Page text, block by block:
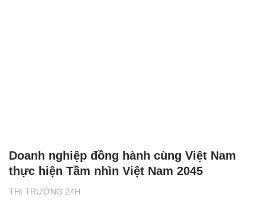
THỊ TRƯỜNG 24H
Doanh nghiệp đồng hành cùng Việt Nam
thực hiện Tầm nhìn Việt Nam 2045